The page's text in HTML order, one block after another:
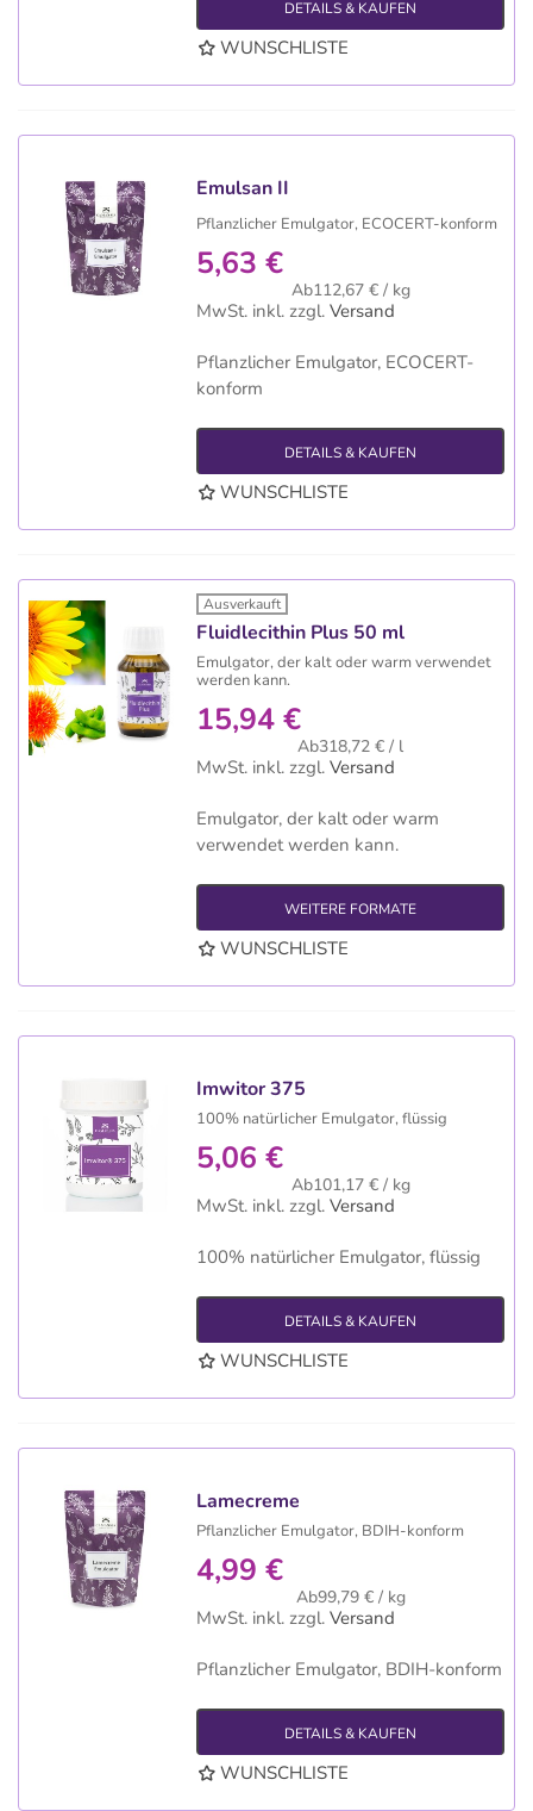
DETAILS & KAUFEN
WUNSCHLISTE
Emulsan II
Pflanzlicher Emulgator, ECOCERT-konform
5,63 €
Ab112,67 € / kg
MwSt. inkl. zzgl. Versand
Pflanzlicher Emulgator, ECOCERT-
konform
DETAILS & KAUFEN
WUNSCHLISTE
Ausverkauft
Fluidlecithin Plus 50 ml
Emulgator, der kalt oder warm verwendet
werden kann.
15,94 €
Ab318,72 € / l
MwSt. inkl. zzgl. Versand
Emulgator, der kalt oder warm
verwendet werden kann.
WEITERE FORMATE
WUNSCHLISTE
Imwitor 375
100% natürlicher Emulgator, flüssig
5,06 €
Ab101,17 € / kg
MwSt. inkl. zzgl. Versand
100% natürlicher Emulgator, flüssig
DETAILS & KAUFEN
WUNSCHLISTE
Lamecreme
Pflanzlicher Emulgator, BDIH-konform
4,99 €
Ab99,79 € / kg
MwSt. inkl. zzgl. Versand
Pflanzlicher Emulgator, BDIH-konform
DETAILS & KAUFEN
WUNSCHLISTE